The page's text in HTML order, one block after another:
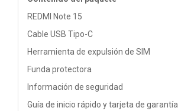
REDMI Note 15
Cable USB Tipo-C
Herramienta de expulsión de SIM
Funda protectora
Información de seguridad
Guía de inicio rápido y tarjeta de garantía